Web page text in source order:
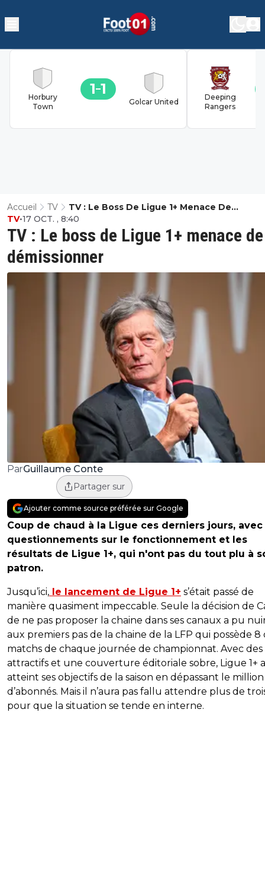
Horbury
Town
1 1
Golcar United
Deeping
Rangers
Accueil TV
TV : Le Boss De Ligue 1+ Menace De
Démissionner
TV : Le boss de Ligue 1+ menace de
démissionner
TV•17 OCT. , 8:40
ParGuillaume Conte
Partager sur
Ajouter comme source préférée sur Google
Coup de chaud à la Ligue ces derniers jours,
questionnements sur le fonctionnement et les
résultats de Ligue 1+, qui n'ont pas du tout plu à
patron.
Jusqu’ici, le lancement de Ligue 1+ s’était passé de
manière quasiment impeccable. Seule la décision de
de ne pas proposer la chaine dans ses canaux a pu
aux premiers pas de la chaine de la LFP qui possède 8
matchs de chaque journée de championnat. Avec des
attractifs et une couverture éditoriale sobre, Ligue 1+
atteint ses objectifs de la saison en dépassant le million
d’abonnés. Mais il n’aura pas fallu attendre plus de
pour que la situation se tende en interne.